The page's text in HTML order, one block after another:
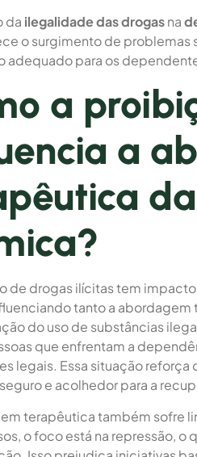
da ilegalidade das drogasna
o surgimento de problemas
adequado para os
a
a
de drogas ilícitas tem
tanto a
do uso de substâncias
que enfrentam a
legais. Essa situação
e acolhedor para a
terapêutica também sofre
o foco está na repressão,